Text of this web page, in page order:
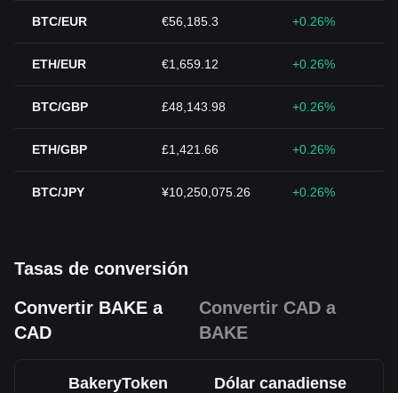
BTC/EUR €56,185.3 +0.26%
ETH/EUR €1,659.12 +0.26%
BTC/GBP £48,143.98 +0.26%
ETH/GBP £1,421.66 +0.26%
BTC/JPY ¥10,250,075.26 +0.26%
Tasas de conversión
Convertir BAKE a
CAD
Convertir CAD a
BAKE
BakeryToken Dólar canadiense